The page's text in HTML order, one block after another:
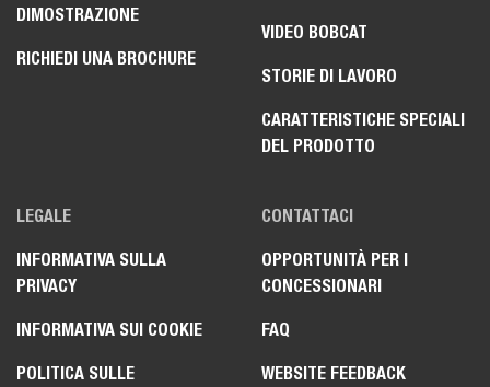
DIMOSTRAZIONE
RICHIEDI UNA BROCHURE
VIDEO BOBCAT
STORIE DI LAVORO
CARATTERISTICHE SPECIALI
DEL PRODOTTO
LEGALE
INFORMATIVA SULLA
PRIVACY
INFORMATIVA SUI COOKIE
POLITICA SULLE
CONTATTACI
OPPORTUNITÀ PER I
CONCESSIONARI
FAQ
WEBSITE FEEDBACK